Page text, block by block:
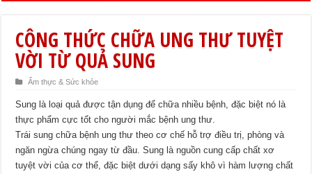
CÔNG THỨC CHỮA UNG THƯ TUYỆT
VỜI TỪ QUẢ SUNG
Ẩm thực & Sức khỏe
Sung là loại quả được tận dụng để chữa nhiều bệnh, đặc biệt nó là
thực phẩm cực tốt cho người mắc bệnh ung thư.
Trái sung chữa bệnh ung thư theo cơ chế hỗ trợ điều trị, phòng và
ngăn ngừa chúng ngay từ đầu. Sung là nguồn cung cấp chất xơ
tuyệt vời của cơ thể, đặc biệt dưới dạng sấy khô vì hàm lượng chất